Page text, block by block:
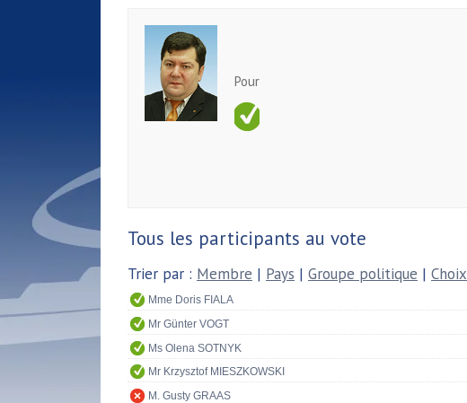
Pour
Tous les participants au vote
Trier par : Membre | Pays | Groupe politique | Choix
Mme Doris FIALA
Mr Günter VOGT
Ms Olena SOTNYK
Mr Krzysztof MIESZKOWSKI
M. Gusty GRAAS